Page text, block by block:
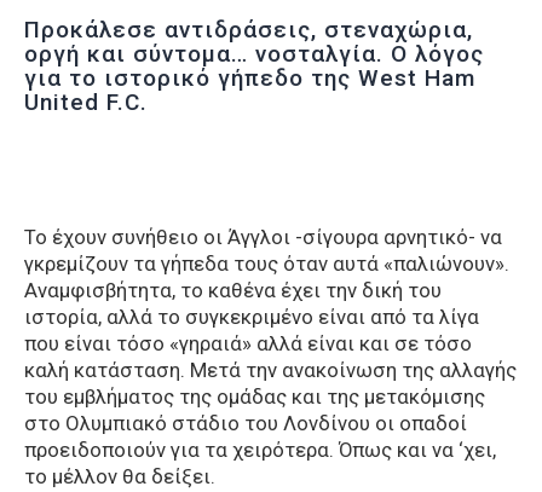
Προκάλεσε αντιδράσεις, στεναχώρια,
οργή και σύντομα… νοσταλγία. Ο λόγος
για το ιστορικό γήπεδο της West Ham
United F.C.
Το έχουν συνήθειο οι Άγγλοι -σίγουρα αρνητικό- να
γκρεμίζουν τα γήπεδα τους όταν αυτά «παλιώνουν».
Αναμφισβήτητα, το καθένα έχει την δική του
ιστορία, αλλά το συγκεκριμένο είναι από τα λίγα
που είναι τόσο «γηραιά» αλλά είναι και σε τόσο
καλή κατάσταση. Μετά την ανακοίνωση της αλλαγής
του εμβλήματος της ομάδας και της μετακόμισης
στο Ολυμπιακό στάδιο του Λονδίνου οι οπαδοί
προειδοποιούν για τα χειρότερα. Όπως και να ‘χει,
το μέλλον θα δείξει.